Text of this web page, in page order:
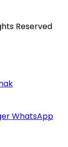
Reserved
WhatsApp